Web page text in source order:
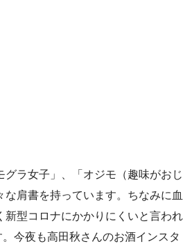
グラ女子」、「オジモ（趣味がおじ
な肩書を持っています。ちなみに血
新型コロナにかかりにくいと言われ
今夜も高田秋さんのお酒インスタ